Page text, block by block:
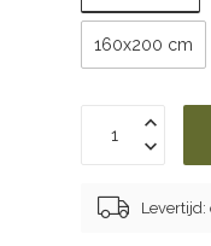
160x200 cm
Levertijd: